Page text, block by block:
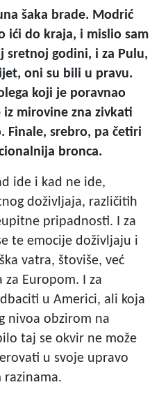
šaka brade. Modrić
ići do kraja, i mislio sam
sretnoj godini, i za Pulu,
oni su bili u pravu.
koji je poravnao
iz mirovine zna zivkati
Finale, srebro, pa četiri
bronca.
ide i kad ne ide,
doživljaja, različitih
pripadnosti. I za
te emocije doživljaju i
vatra, štoviše, već
Europom. I za
u Americi, ali koja
nivoa obzirom na
taj se okvir ne može
u svoje upravo
razinama.